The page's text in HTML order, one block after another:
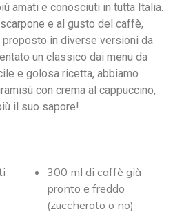
amati e conosciuti in tutta Italia.
e al gusto del caffè,
in diverse versioni da
un classico dai menu da
e golosa ricetta, abbiamo
con crema al cappuccino,
il suo sapore!
300 ml di caffè già
pronto e freddo
(zuccherato o no)